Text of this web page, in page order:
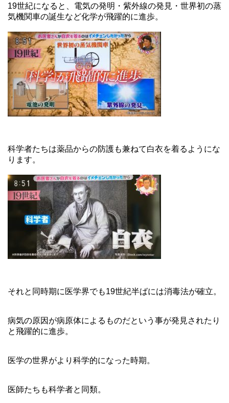
19世紀になると、電気の発明・紫外線の発見・世界初の蒸
気機関車の誕生など化学が飛躍的に進歩。
科学者たちは薬品からの防護も兼ねて白衣を着るようにな
ります。
それと同時期に医学界でも19世紀半ばには消毒法が確立。
病気の原因が病原体によるものだという事が発見されたり
と飛躍的に進歩。
医学の世界がより科学的になった時期。
医師たちも科学者と同類。